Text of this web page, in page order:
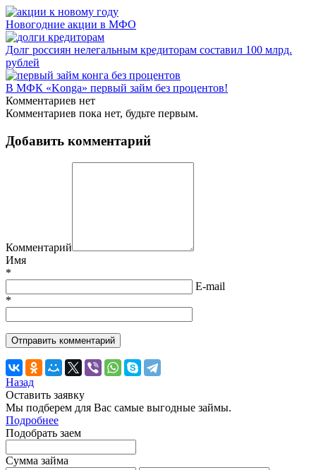
Новогодние акции в МФО
Долг россиян нелегальным кредиторам составил 100 млрд.
рублей
В МФК «Konga» первый займ без процентов!
Комментариев нет
Комментариев пока нет, будьте первым.
Добавить комментарий
Комментарий
Имя
*
E-mail
*
Назад
Оставить заявку
Мы подберем для Вас самые выгодные займы.
Подробнее
Подобрать заем
Сумма займа